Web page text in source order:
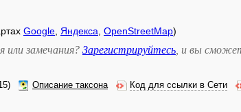
Google Яндекса OpenStreetMap)
или замечания? Зарегистрируйтесь , и вы
Описание таксона Код для ссылки в Сети